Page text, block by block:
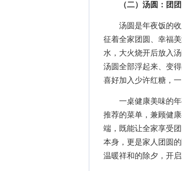
（二）汤圆：团
汤圆是年夜饭的收
征着全家团圆、幸福
水，大火烧开后放入
汤圆全部浮起来、变
喜好加入少许红糖，
一桌健康美味的年
推荐的菜单，兼顾健
端，既能让全家享受
本身，更是家人团圆
温暖祥和的除夕，开